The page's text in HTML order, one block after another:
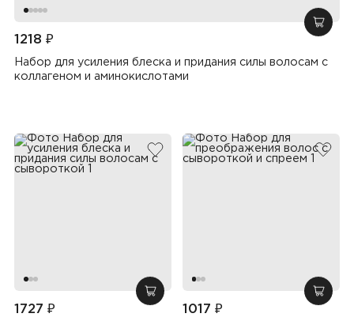
1218 ₽
Набор для усиления блеска и придания силы волосам с
коллагеном и аминокислотами
добавить в избранное
добавить в корзину
1727 ₽ 1017 ₽